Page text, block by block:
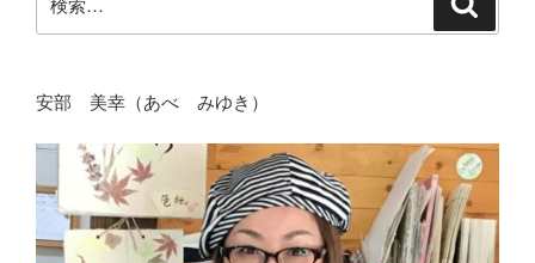
索:
安部 美幸（あべ みゆき）